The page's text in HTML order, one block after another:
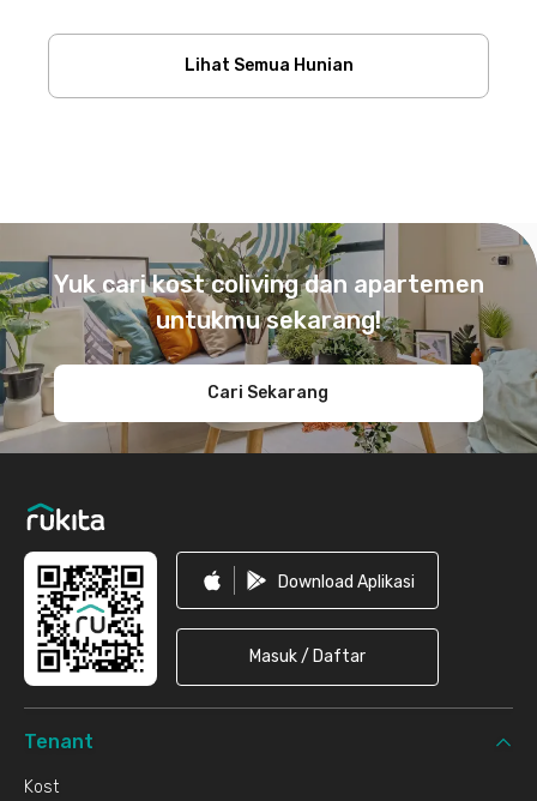
Lihat Semua Hunian
Yuk cari kost coliving dan apartemen
untukmu sekarang!
Cari Sekarang
Download Aplikasi
Masuk / Daftar
Tenant
Kost